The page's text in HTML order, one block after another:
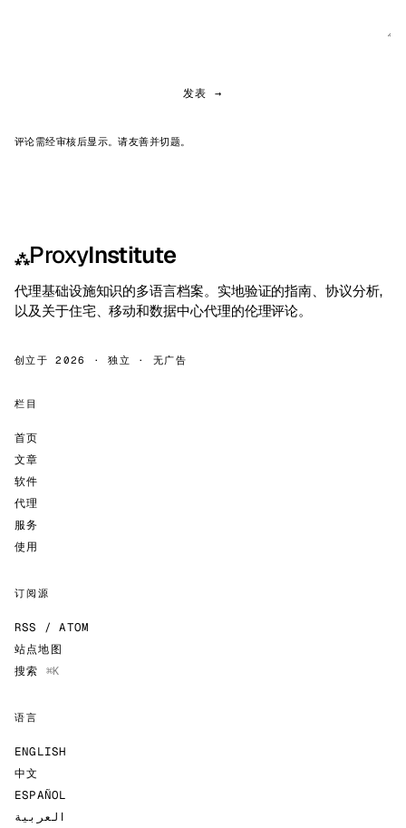
发表 →
评论需经审核后显示。请友善并切题。
⁂ProxyInstitute
代理基础设施知识的多语言档案。实地验证的指南、协议分析,
以及关于住宅、移动和数据中心代理的伦理评论。
创立于 2026 · 独立 · 无广告
栏目
首页
文章
软件
代理
服务
使用
订阅源
RSS / ATOM
站点地图
搜索 ⌘K
语言
ENGLISH
中文
ESPAÑOL
العربية